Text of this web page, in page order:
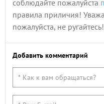
соблюдайте пожалуйста
правила приличия!
пожалуйста, не ругайтесь!
Добавить комментарий